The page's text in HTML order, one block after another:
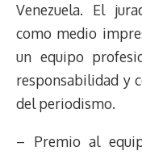
Venezuela. El
como medio
un equipo
responsabilidad y
del periodismo.
– Premio al